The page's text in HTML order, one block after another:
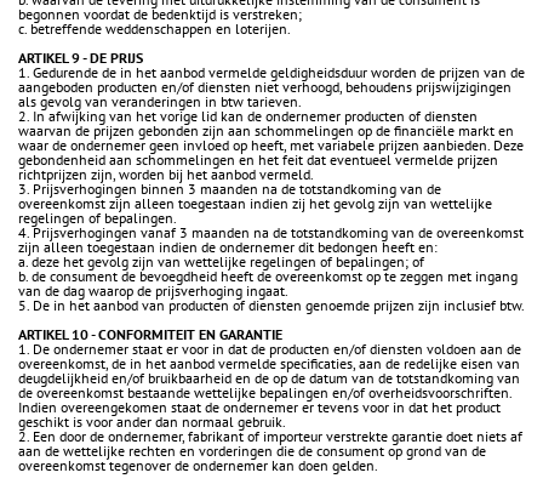
begonnen voordat de bedenktijd is verstreken;
c. betreffende weddenschappen en loterijen.
ARTIKEL 9 - DE PRIJS
1. Gedurende de in het aanbod vermelde geldigheidsduur worden de prijzen van de
aangeboden producten en/of diensten niet verhoogd, behoudens prijswijzigingen
als gevolg van veranderingen in btw tarieven.
2. In afwijking van het vorige lid kan de ondernemer producten of diensten
waarvan de prijzen gebonden zijn aan schommelingen op de financiële markt en
waar de ondernemer geen invloed op heeft, met variabele prijzen aanbieden. Deze
gebondenheid aan schommelingen en het feit dat eventueel vermelde prijzen
richtprijzen zijn, worden bij het aanbod vermeld.
3. Prijsverhogingen binnen 3 maanden na de totstandkoming van de
overeenkomst zijn alleen toegestaan indien zij het gevolg zijn van wettelijke
regelingen of bepalingen.
4. Prijsverhogingen vanaf 3 maanden na de totstandkoming van de overeenkomst
zijn alleen toegestaan indien de ondernemer dit bedongen heeft en:
a. deze het gevolg zijn van wettelijke regelingen of bepalingen; of
b. de consument de bevoegdheid heeft de overeenkomst op te zeggen met ingang
van de dag waarop de prijsverhoging ingaat.
5. De in het aanbod van producten of diensten genoemde prijzen zijn inclusief btw.
ARTIKEL 10 - CONFORMITEIT EN GARANTIE
1. De ondernemer staat er voor in dat de producten en/of diensten voldoen aan de
overeenkomst, de in het aanbod vermelde specificaties, aan de redelijke eisen van
deugdelijkheid en/of bruikbaarheid en de op de datum van de totstandkoming van
de overeenkomst bestaande wettelijke bepalingen en/of overheidsvoorschriften.
Indien overeengekomen staat de ondernemer er tevens voor in dat het product
geschikt is voor ander dan normaal gebruik.
2. Een door de ondernemer, fabrikant of importeur verstrekte garantie doet niets af
aan de wettelijke rechten en vorderingen die de consument op grond van de
overeenkomst tegenover de ondernemer kan doen gelden.